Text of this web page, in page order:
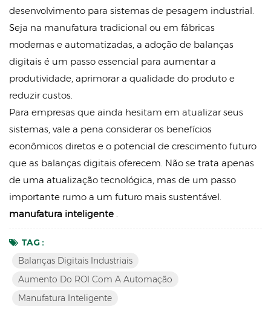
desenvolvimento para sistemas de pesagem industrial.
Seja na manufatura tradicional ou em fábricas
modernas e automatizadas, a adoção de balanças
digitais é um passo essencial para aumentar a
produtividade, aprimorar a qualidade do produto e
reduzir custos.
Para empresas que ainda hesitam em atualizar seus
sistemas, vale a pena considerar os benefícios
econômicos diretos e o potencial de crescimento futuro
que as balanças digitais oferecem. Não se trata apenas
de uma atualização tecnológica, mas de um passo
importante rumo a um futuro mais sustentável.
manufatura inteligente .
TAG :
Balanças Digitais Industriais
Aumento Do ROI Com A Automação
Manufatura Inteligente